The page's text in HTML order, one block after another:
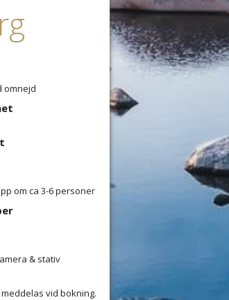
omnejd
om ca 3-6 personer
& stativ
vid bokning.